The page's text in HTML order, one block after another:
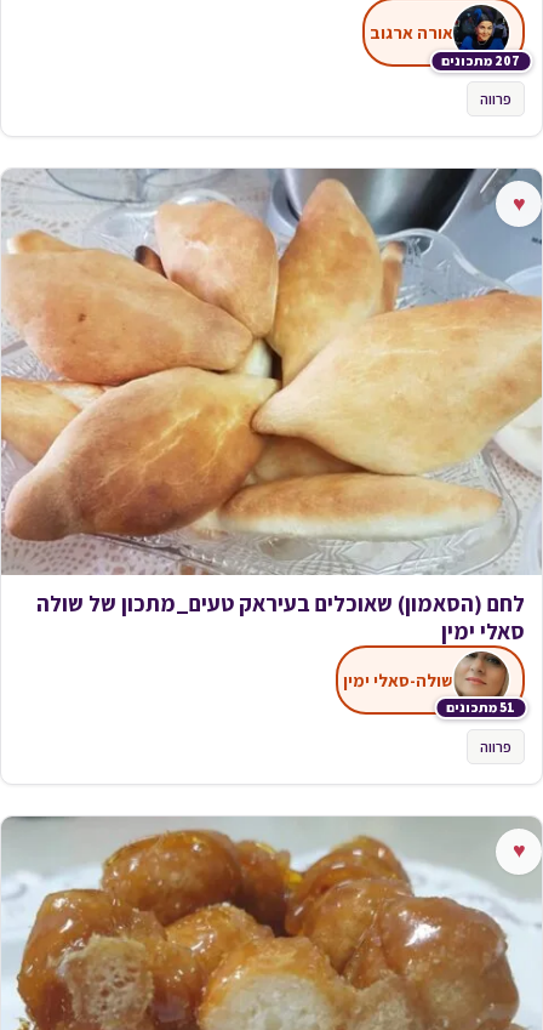
207 מתכונים
אורה ארגוב
פרווה
♥
לחם (הסאמון) שאוכלים בעיראק טעים_מתכון של שולה
סאלי ימין
51 מתכונים
שולה-סאלי ימין
פרווה
♥